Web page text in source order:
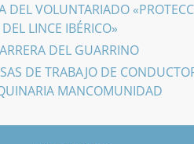
DEL VOLUNTARIADO
LINCE IBÉRICO»
DEL GUARRINO
DE TRABAJO DE
MANCOMUNIDAD